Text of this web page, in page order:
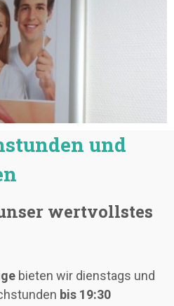
und
wertvollstes
bieten wir dienstags und
bis 19:30